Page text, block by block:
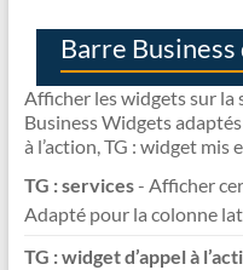
Barre Business
Afficher les widgets sur la
Business Widgets
à l’action, TG : widget mis
TG : services- Afficher
Adapté pour la colonne
TG : widget d’appel à